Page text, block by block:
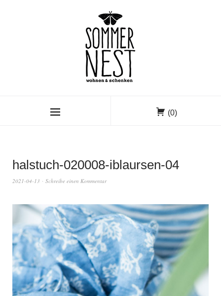
(0)
halstuch-020008-iblaursen-04
2021-04-13 Schreibe einen Kommentar